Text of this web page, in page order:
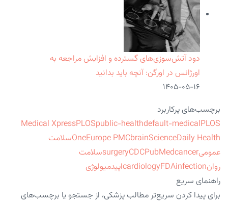
دود آتش‌سوزی‌های گسترده و افزایش مراجعه به
اورژانس در اورگن: آنچه باید بدانید
۱۴۰۵-۰۵-۱۶
برچسب‌های پرکاربرد
Medical XpressPLOSpublic-healthdefault-medicalPLOS
OneEurope PMCbrainScienceDaily Health
سلامت
عمومی
surgeryCDCPubMedcancer
سلامت
روان
cardiologyFDAinfection
اپیدمیولوژی
راهنمای سریع
برای پیدا کردن سریع‌تر مطالب پزشکی، از جستجو یا برچسب‌های